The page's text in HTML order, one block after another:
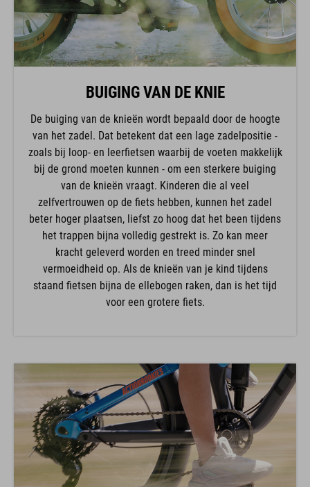
BUIGING VAN DE KNIE
De buiging van de knieën wordt bepaald door de hoogte
van het zadel. Dat betekent dat een lage zadelpositie -
zoals bij loop- en leerfietsen waarbij de voeten makkelijk
bij de grond moeten kunnen - om een sterkere buiging
van de knieën vraagt. Kinderen die al veel
zelfvertrouwen op de fiets hebben, kunnen het zadel
beter hoger plaatsen, liefst zo hoog dat het been tijdens
het trappen bijna volledig gestrekt is. Zo kan meer
kracht geleverd worden en treed minder snel
vermoeidheid op. Als de knieën van je kind tijdens
staand fietsen bijna de ellebogen raken, dan is het tijd
voor een grotere fiets.